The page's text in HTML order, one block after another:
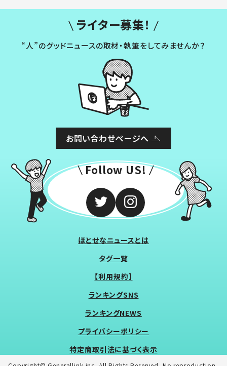
ライター募集！
“人”のグッドニュースの取材・執筆をしてみませんか？
お問い合わせページへ
Follow US!
ほとせなニュースとは
タグ一覧
【利用規約】
ランキングSNS
ランキングNEWS
プライバシーポリシー
特定商取引法に基づく表示